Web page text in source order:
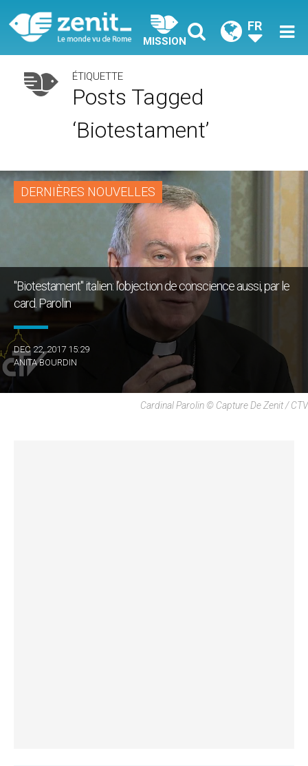
MISSION
FR
ÉTIQUETTE
Posts Tagged
‘biotestament’
DERNIÈRES NOUVELLES
"Biotestament" italien: l’objection de conscience aussi, par le
card. Parolin
DEC 22, 2017 15:29
ANITA BOURDIN
Cardinal Parolin © Capture De Zenit / CTV